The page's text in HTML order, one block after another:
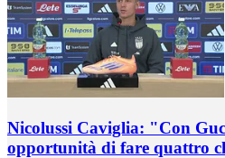
Nicolussi Caviglia: "Con
opportunità di fare quattro